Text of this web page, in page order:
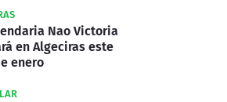
Nao Victoria
en Algeciras este
enero